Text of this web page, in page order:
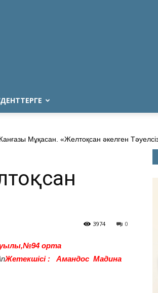
Мұқасан. «Желтоқсан әкелген
0
3974
№94 орта
Жетекшісі : Амандос Мадина